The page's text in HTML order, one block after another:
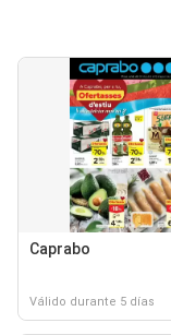
Caprabo
Válido durante 5 días